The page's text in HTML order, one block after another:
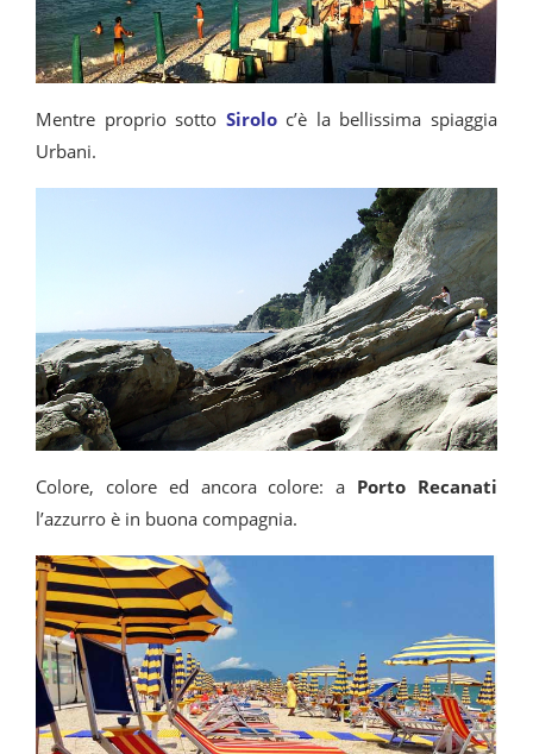
Mentre proprio sotto Siroloc’è la bellissima spiaggia
Urbani.
Colore, colore ed ancora colore: a Porto Recanati
l’azzurro è in buona compagnia.